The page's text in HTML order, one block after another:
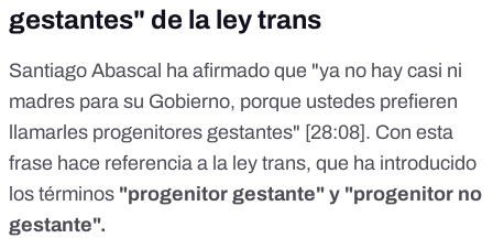
gestantes" de la ley trans
Santiago Abascal ha afirmado que "ya no hay casi ni
madres para su Gobierno, porque ustedes prefieren
llamarles progenitores gestantes" [28:08]. Con esta
frase hace referencia a la ley trans, que ha introducido
los términos "progenitor gestante" y "progenitor no
gestante".